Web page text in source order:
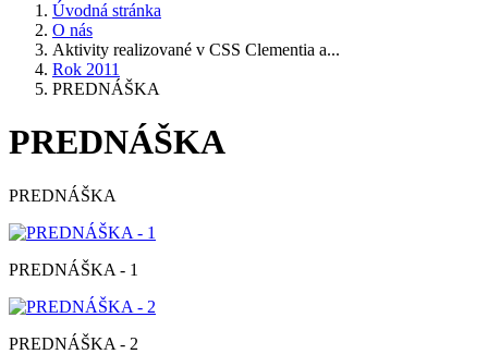
Úvodná stránka
O nás
Aktivity realizované v CSS Clementia a...
Rok 2011
PREDNÁŠKA
PREDNÁŠKA
PREDNÁŠKA
PREDNÁŠKA - 1
PREDNÁŠKA - 2